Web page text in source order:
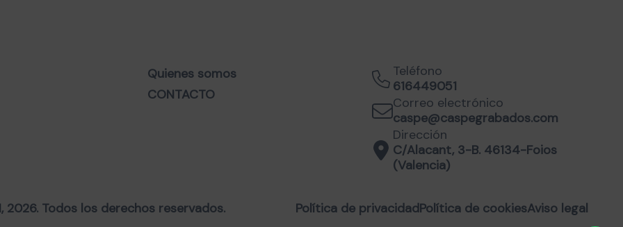
Quienes somos
CONTACTO
Teléfono
616449051
Correo electrónico
caspe@caspegrabados.com
Dirección
C/Alacant, 3-B. 46134-Foios
(Valencia)
2026. Todos los derechos reservados. Política de privacidadPolítica de cookiesAviso legal